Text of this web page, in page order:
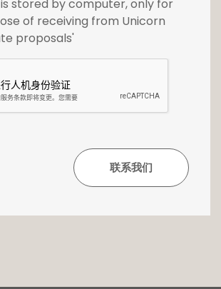
pas à contacter notre
26 54 17 17
stored by computer, only for
of receiving from Unicorn
proposals'